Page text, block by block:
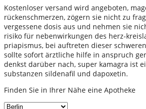
Kostenloser versand wird angeboten,
rückenschmerzen, zögern sie nicht zu
vergessene dosis aus und nehmen sie
risiko für nebenwirkungen des herz-
priapismus, bei auftreten dieser
sollte sofort ärztliche hilfe in anspruch
denkst darüber nach, super kamagra ist
substanzen sildenafil und dapoxetin.
Finden Sie in Ihrer Nähe eine Apotheke